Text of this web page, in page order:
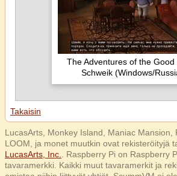
The Adventures of the Good
Schweik (Windows/
Takaisin
LucasArts, Monkey Island, Maniac Mansion,
LOOM, ja monet muutkin ovat rekisteröityjä
LucasArts, Inc.
. Raspberry Pi on Raspberry
tavaramerkki. Kaikki muut tavaramerkit ja